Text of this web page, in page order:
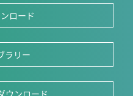
ロード
ラリー
ウンロード